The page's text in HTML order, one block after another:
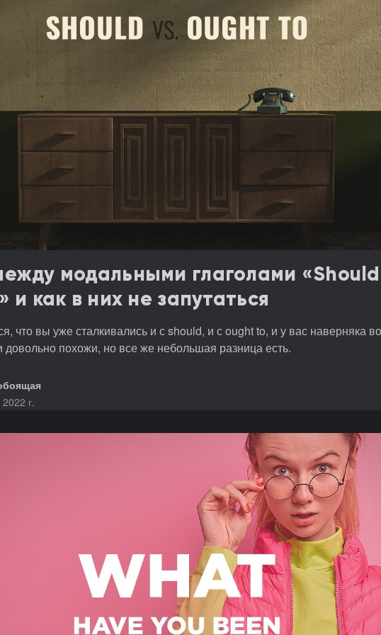
модальными глаголами
и как в них не запутаться
что вы уже сталкивались и с should, и с ought to, и у вас наверняка
похожи, но все же небольшая разница есть.
г.